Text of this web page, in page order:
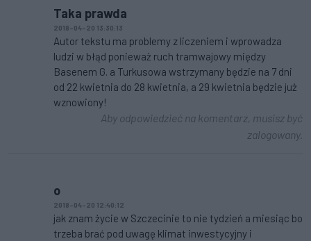
Taka prawda
2018-04-20 13:30:13
Autor tekstu ma problemy z liczeniem i wprowadza
ludzi w błąd ponieważ ruch tramwajowy między
Basenem G. a Turkusowa wstrzymany będzie na 7 dni
od 22 kwietnia do 28 kwietnia, a 29 kwietnia będzie już
wznowiony!
Aby odpowiedzieć na komentarz, musisz być
zalogowany.
o
2018-04-20 12:40:12
jak znam życie w Szczecinie to nie tydzień a miesiąc bo
trzeba brać pod uwagę klimat inwestycyjny i